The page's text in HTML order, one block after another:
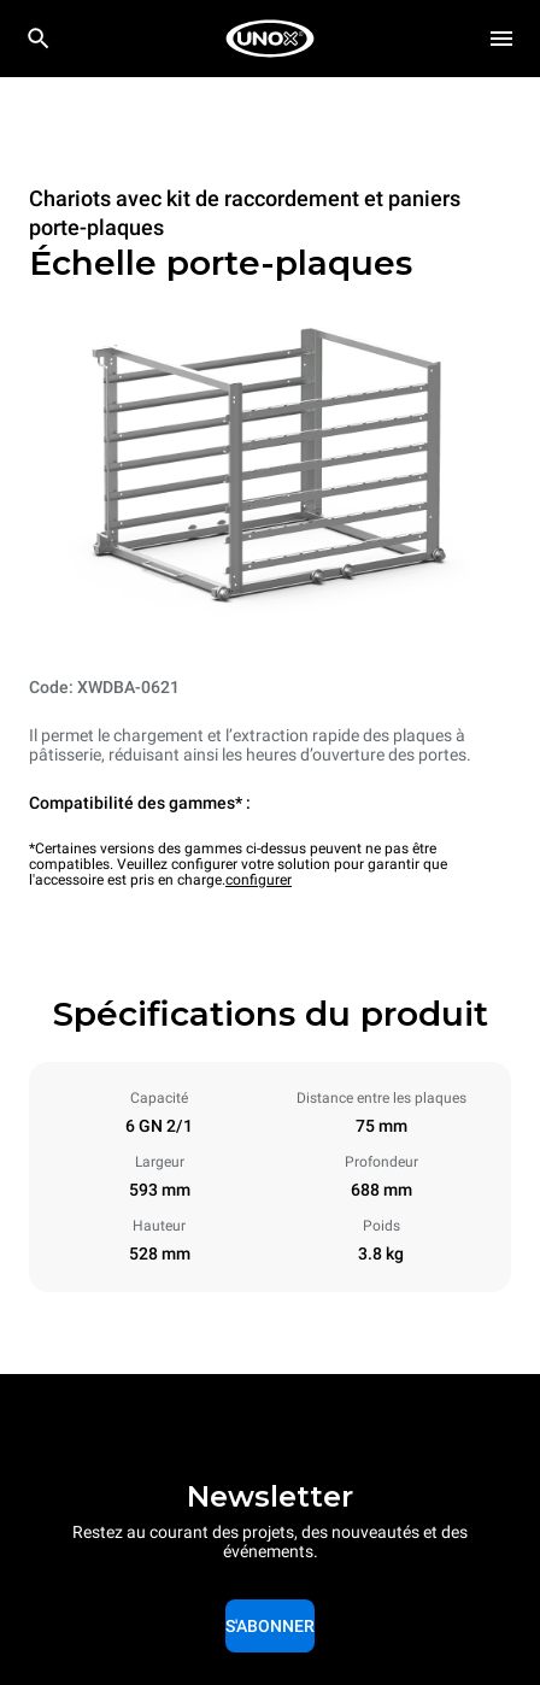
Chariots avec kit de raccordement et paniers
porte-plaques
Échelle porte-plaques
Code: XWDBA-0621
Il permet le chargement et l’extraction rapide des plaques à
pâtisserie, réduisant ainsi les heures d’ouverture des portes.
Compatibilité des gammes* :
*Certaines versions des gammes ci-dessus peuvent ne pas être
compatibles. Veuillez configurer votre solution pour garantir que
l'accessoire est pris en charge.configurer
Spécifications du produit
Capacité
6 GN 2/1
Distance entre les plaques
75 mm
Largeur
593 mm
Profondeur
688 mm
Hauteur
528 mm
Poids
3.8 kg
Newsletter
Restez au courant des projets, des nouveautés et des
événements.
S'ABONNER